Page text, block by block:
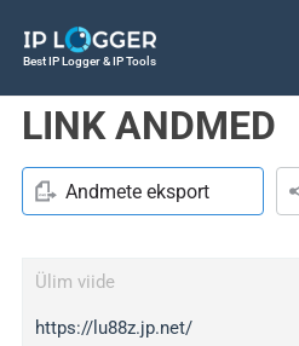
Best IP Logger & IP Tools
LINK ANDMED
Andmete eksport
Ülim viide
https://lu88z.jp.net/